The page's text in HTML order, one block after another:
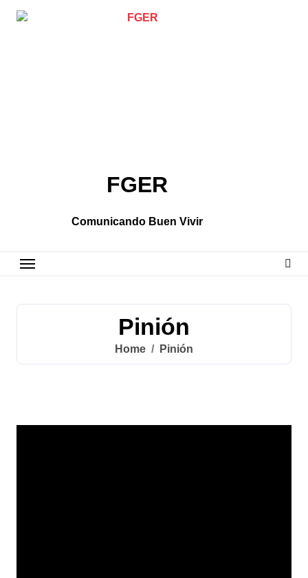
FGER
Comunicando Buen Vivir
Pinión
Home Pinión